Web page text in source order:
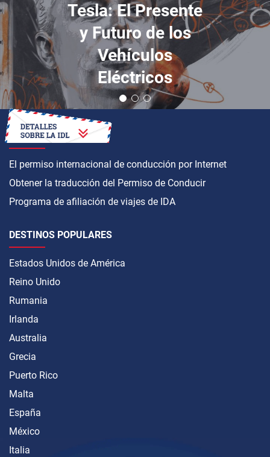
Tesla: El Presente
y Futuro de los
Vehículos
Eléctricos
CÓMO OBTENER
El permiso internacional de conducción por Internet
Obtener la traducción del Permiso de Conducir
Programa de afiliación de viajes de IDA
DESTINOS POPULARES
Estados Unidos de América
Reino Unido
Rumania
Irlanda
Australia
Grecia
Puerto Rico
Malta
España
México
Italia